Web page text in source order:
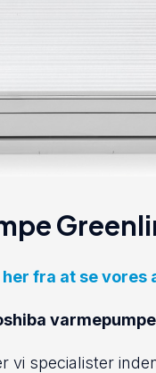
her fra at se vores
vi specialister